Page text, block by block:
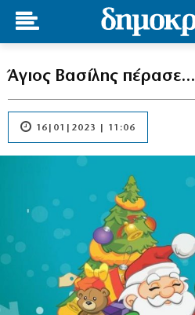
Άγιος Βασίλης πέρασε…
16|01|2023 | 11:06